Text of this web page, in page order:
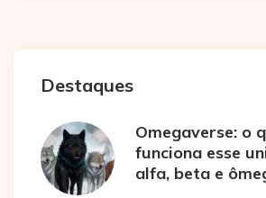
Destaques
Omegaverse: o
funciona esse
alfa, beta e